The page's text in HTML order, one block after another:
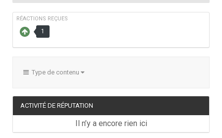
RÉACTIONS REÇUES
1
Type de contenu
ACTIVITÉ DE RÉPUTATION
Il n’y a encore rien ici